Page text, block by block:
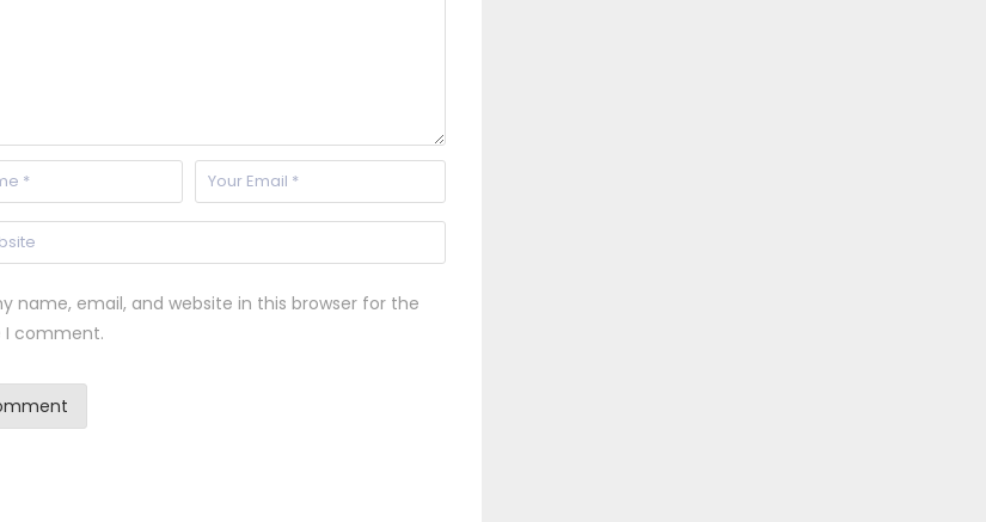
name, email, and website in this browser for the
comment.